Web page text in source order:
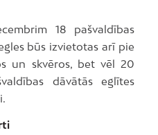
18 pašvaldības
būs izvietotas arī pie
un skvēros, bet vēl 20
dāvātās eglītes